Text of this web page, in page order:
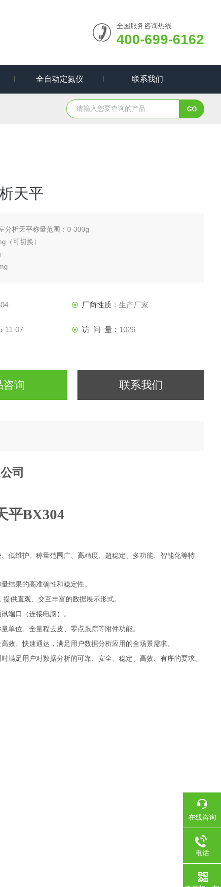
全国服务咨询热线:
400-699-6162
全自动定氮仪 联系我们
天平
分析天平称量范围：0-300g
（可切换）
φ9
厂商性质：生产厂家
11-07 访 问 量： 1026
咨询 联系我们
司
平BX304
低维护、称量范围广、高精度、超稳定、多功能、智能化等特
结果的高准确性和稳定性。
供直观、交互丰富的数据展示形式。
端口（连接电脑）。
单位、全量程去皮、零点跟踪等附件功能。
效、快速通达，满足用户数据分析应用的全场景需求。
满足用户对数据分析的可靠、安全、稳定、高效、有序的要求。
在线咨询
电话